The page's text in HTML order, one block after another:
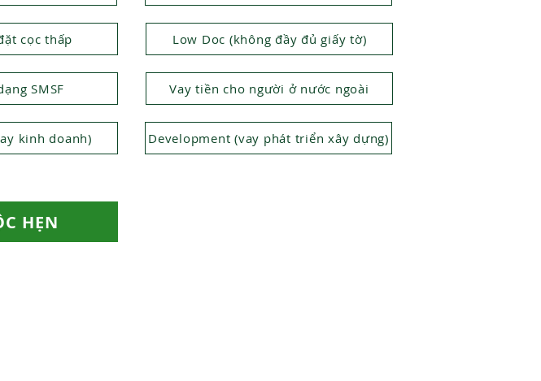
cọc thấp
SMSF
kinh doanh)
Low Doc (không đầy đủ giấy tờ)
Vay tiền cho người ở nước ngoài
Development (vay phát triển xây dựng)
HẸN